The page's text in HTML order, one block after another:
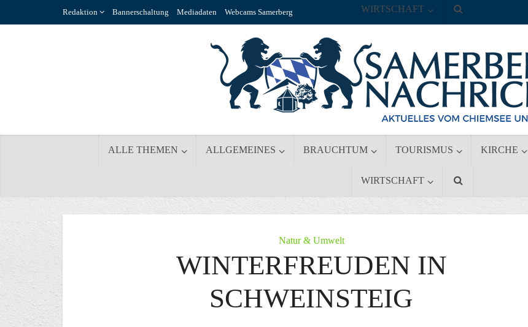
Redaktion Bannerschaltung Mediadaten Webcams Samerberg
ALLE THEMEN ALLGEMEINES BRAUCHTUM TOURISMUS KIRCHE
WIRTSCHAFT
WIRTSCHAFT
Natur & Umwelt
WINTERFREUDEN IN
SCHWEINSTEIG